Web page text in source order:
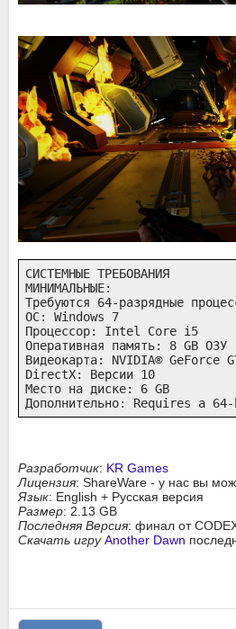
СИСТЕМНЫЕ ТРЕБОВАНИЯ
МИНИМАЛЬНЫЕ:
Требуются 64-разрядные
ОС: Windows 7
Процессор: Intel Core i5
Оперативная память: 8 GB ОЗУ
Видеокарта: NVIDIA® GeForce
DirectX: Версии 10
Место на диске: 6 GB
Дополнительно: Requires a
Разработчик: KR Games
Лицензия: ShareWare - у нас вы
Язык: English + Русская версия
Размер: 2.13 GB
Последняя Версия: финал от
Скачать игруAnother Dawn